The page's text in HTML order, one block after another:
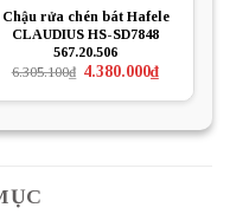
Chậu rửa chén bát Hafele
CLAUDIUS HS-SD7848
567.20.506
6.305.100₫ Giá
là:
4.380.000₫Giá
hiện
tại
4.380.000₫.